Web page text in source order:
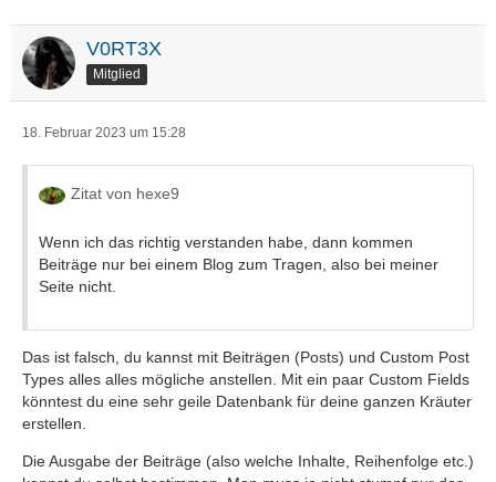
V0RT3X
Mitglied
18. Februar 2023 um 15:28
Zitat von hexe9
Wenn ich das richtig verstanden habe, dann kommen
Beiträge nur bei einem Blog zum Tragen, also bei meiner
Seite nicht.
Das ist falsch, du kannst mit Beiträgen (Posts) und Custom Post
Types alles alles mögliche anstellen. Mit ein paar Custom Fields
könntest du eine sehr geile Datenbank für deine ganzen Kräuter
erstellen.
Die Ausgabe der Beiträge (also welche Inhalte, Reihenfolge etc.)